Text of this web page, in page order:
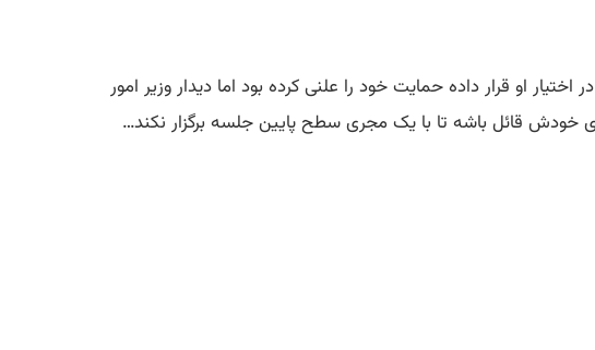
او قرار داده حمایت خود را علنی کرده بود اما دیدار وزیر امور
خودش قائل باشه تا با یک مجری سطح پایین جلسه برگزار نکند…